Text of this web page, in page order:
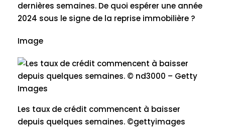
dernières semaines. De quoi espérer une année
2024 sous le signe de la reprise immobilière ?
Image
Les taux de crédit commencent à baisser
depuis quelques semaines. ©gettyimages